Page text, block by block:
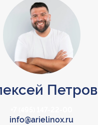
Петров
info@arielinox.ru